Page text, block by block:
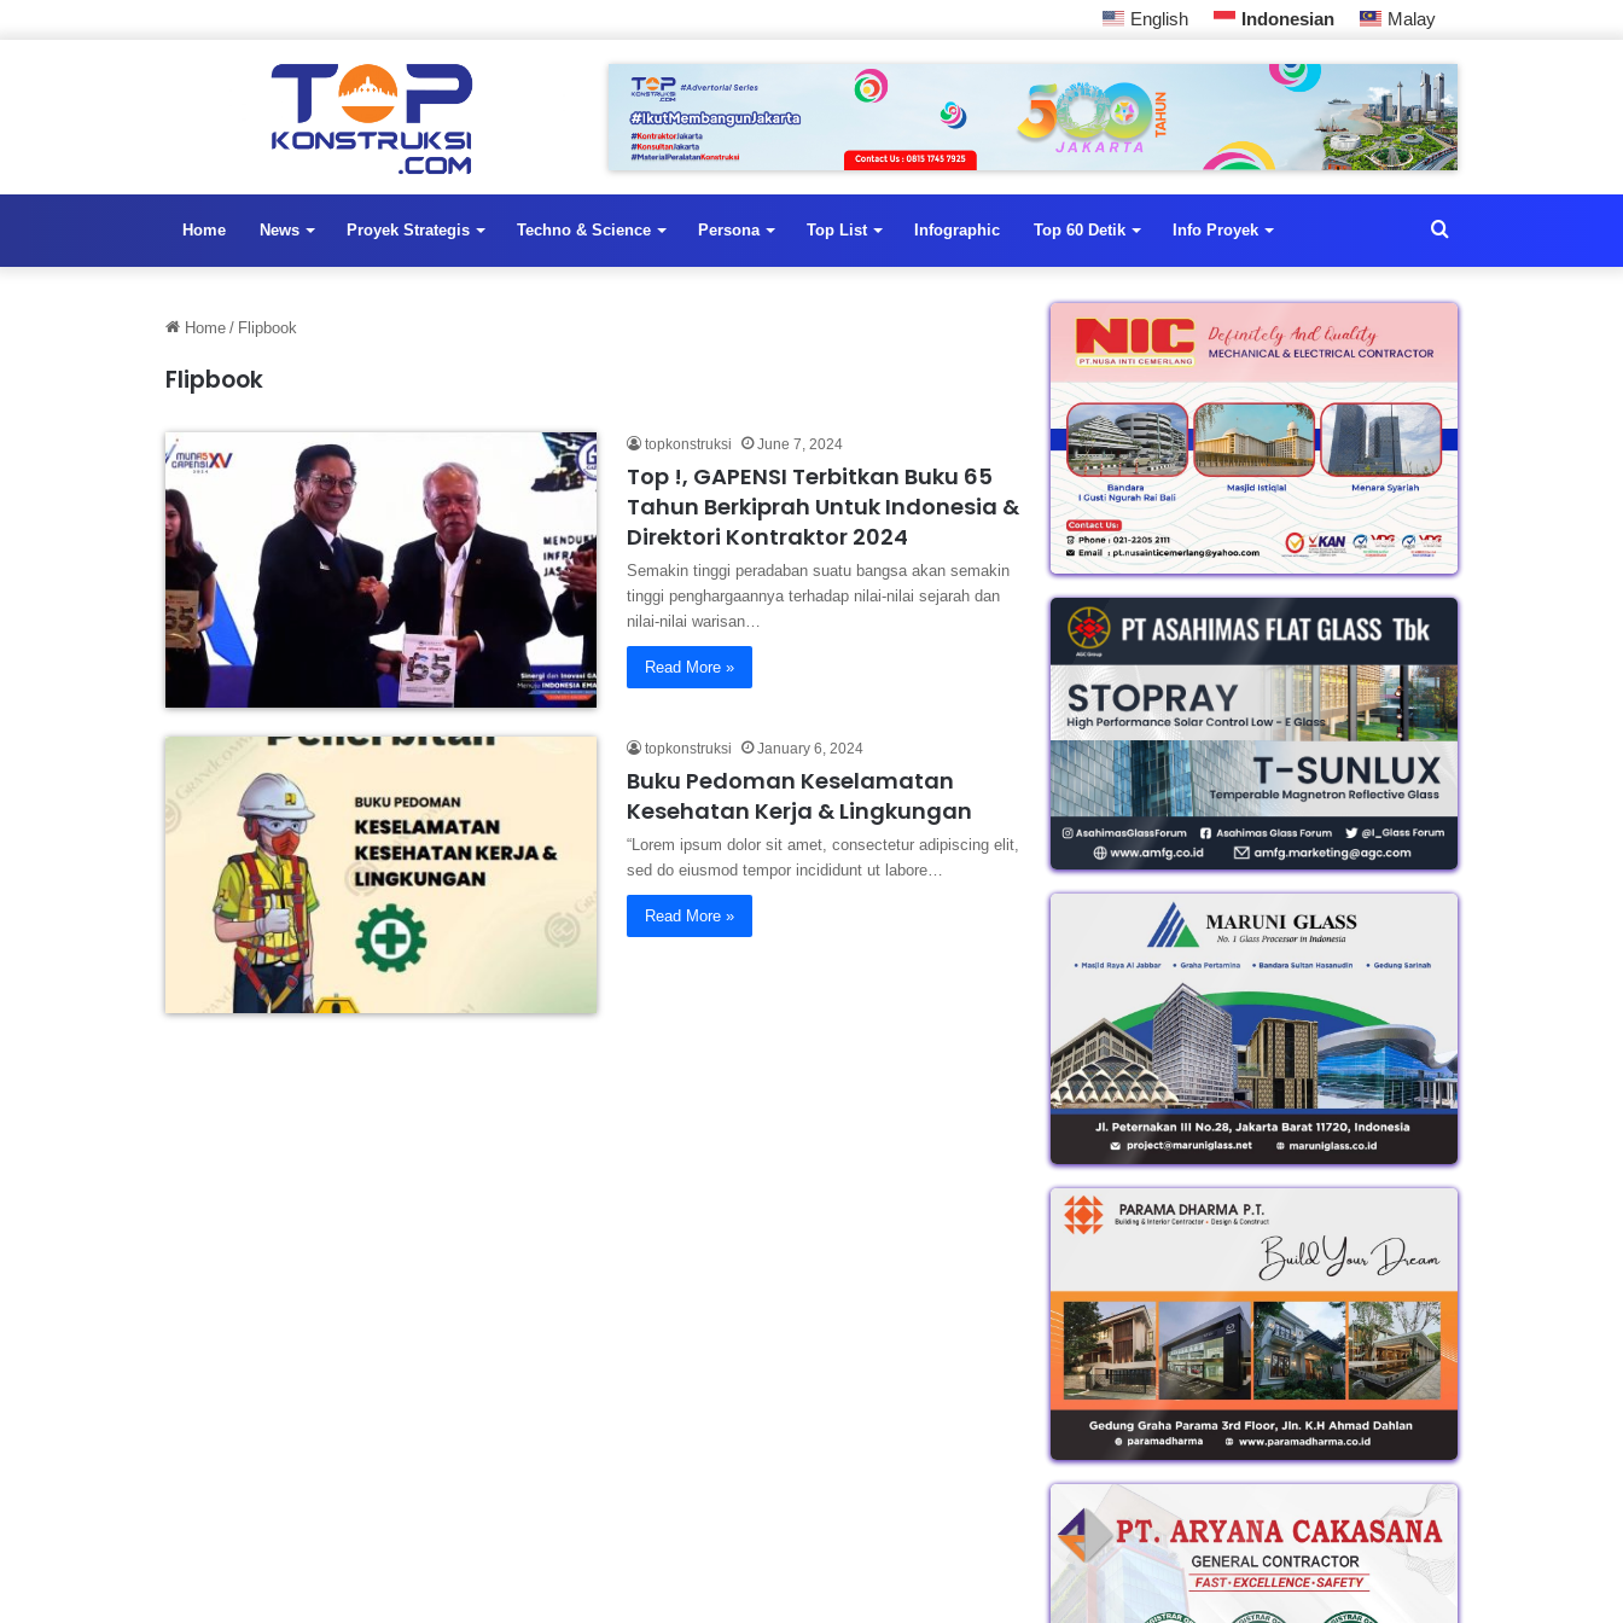
English Indonesian Malay
Home News Proyek Strategis Techno & Science Persona Top List Infographic Top 60 Detik Info Proyek
Home / Flipbook
Flipbook
topkonstruksi June 7, 2024
Top !, GAPENSI Terbitkan Buku 65
Tahun Berkiprah Untuk Indonesia &
Direktori Kontraktor 2024
Semakin tinggi peradaban suatu bangsa akan semakin
tinggi penghargaannya terhadap nilai-nilai sejarah dan
nilai-nilai warisan…
Read More »
topkonstruksi January 6, 2024
Buku Pedoman Keselamatan
Kesehatan Kerja & Lingkungan
“Lorem ipsum dolor sit amet, consectetur adipiscing elit,
sed do eiusmod tempor incididunt ut labore…
Read More »